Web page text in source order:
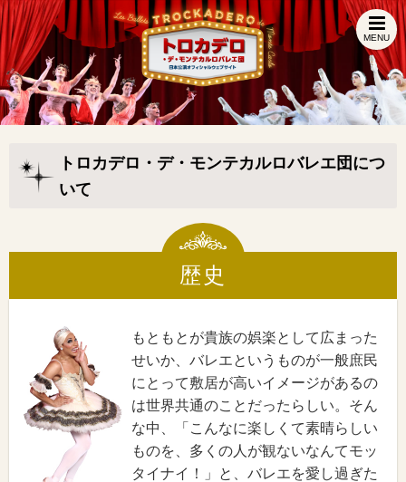
MENU
トロカデロ・デ・モンテカルロバレエ団につ
いて
歴史
もともとが貴族の娯楽として広まった
せいか、バレエというものが一般庶民
にとって敷居が高いイメージがあるの
は世界共通のことだったらしい。そん
な中、「こんなに楽しくて素晴らしい
ものを、多くの人が観ないなんてモッ
タイナイ！」と、バレエを愛し過ぎた